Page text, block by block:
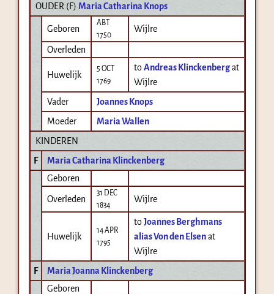
OUDER (F) Maria Catharina Knops
Geboren
ABT
1750
Wijlre
Overleden
Huwelijk
5 OCT
1769
toAndreas Klinckenberg at
Wijlre
Vader
Joannes Knops
Moeder
Maria Wallen
KINDEREN
F
Maria Catharina Klinckenberg
Geboren
Overleden
31 DEC
1834
Wijlre
Huwelijk
14 APR
1795
toJoannes Berghmans
alias Von den Elsen at
Wijlre
F
Maria Joanna Klinckenberg
Geboren